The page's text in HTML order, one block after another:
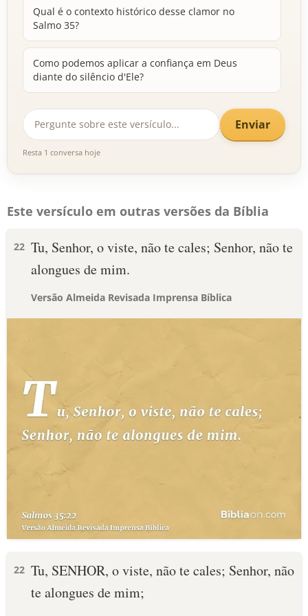
Qual é o contexto histórico desse clamor no
Salmo 35?
Como podemos aplicar a confiança em Deus
diante do silêncio d'Ele?
Enviar
Resta 1 conversa hoje
Este versículo em outras versões da Bíblia
22 Tu, Senhor, o viste, não te cales; Senhor, não te
alongues de mim.
Versão Almeida Revisada Imprensa Bíblica
22 Tu, SENHOR, o viste, não te cales; Senhor, não
te alongues de mim;